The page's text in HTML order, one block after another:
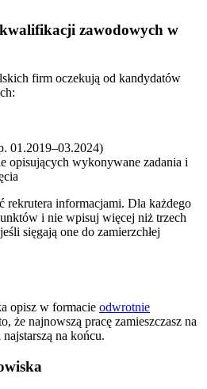
zawodowych w
firm oczekują od kandydatów
01.2019–03.2024)
opisujących wykonywane zadania i
rekrutera informacjami. Dla każdego
i nie wpisuj więcej niż trzech
sięgają one do zamierzchłej
opisz w formacie odwrotnie
że najnowszą pracę zamieszczasz na
na końcu.